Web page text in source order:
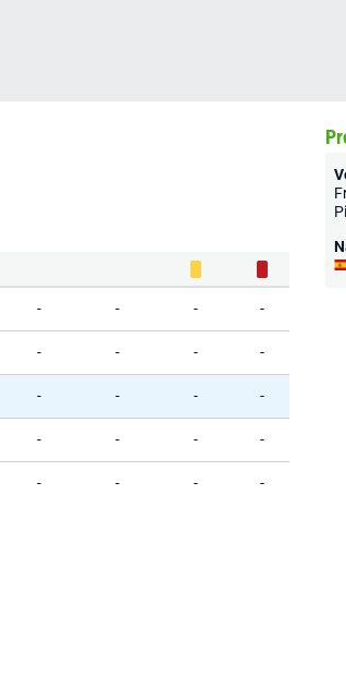
- - - -
- - - -
- - - -
- - - -
- - - -